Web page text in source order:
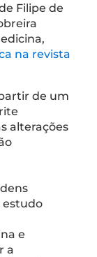
Filipe de
na revista
de um
alterações
estudo
e
a